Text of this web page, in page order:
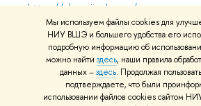
Мы используем файлы cookies для
НИУ ВШЭ и большего удобства его
подробную информацию об
можно найти здесь, наши правила
данных –здесь. Продолжая
подтверждаете, что были
использовании файлов cookies сайтом
https://elearning.hse.ru/mooc
Массовые открытые онлайн-курсы
© НИУ ВШЭ 1993–2026 Адреса и контакты
использования материаловПолитика
Карта сайта